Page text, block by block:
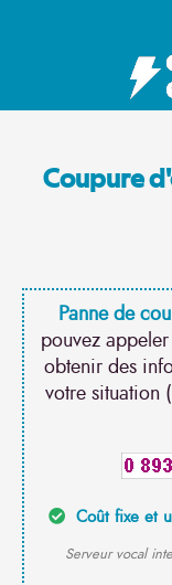
Coupure
Panne de
pouvez
obtenir des
votre situation
Coût fixe et
Serveur vocal